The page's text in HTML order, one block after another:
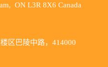
ON L3R 8X6 Canada
区巴陵中路，414000